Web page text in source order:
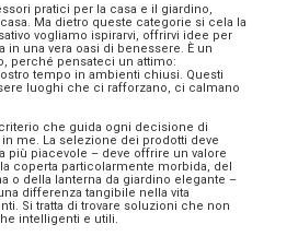
pratici per la casa e il giardino,
Ma dietro queste categorie si cela la
vogliamo ispirarvi, offrirvi idee per
in una vera oasi di benessere. È un
perché pensateci un attimo:
tempo in ambienti chiusi. Questi
luoghi che ci rafforzano, ci calmano
che guida ogni decisione di
me. La selezione dei prodotti deve
più piacevole – deve offrire un valore
coperta particolarmente morbida, del
o della lanterna da giardino elegante –
differenza tangibile nella vita
Si tratta di trovare soluzioni che non
intelligenti e utili.